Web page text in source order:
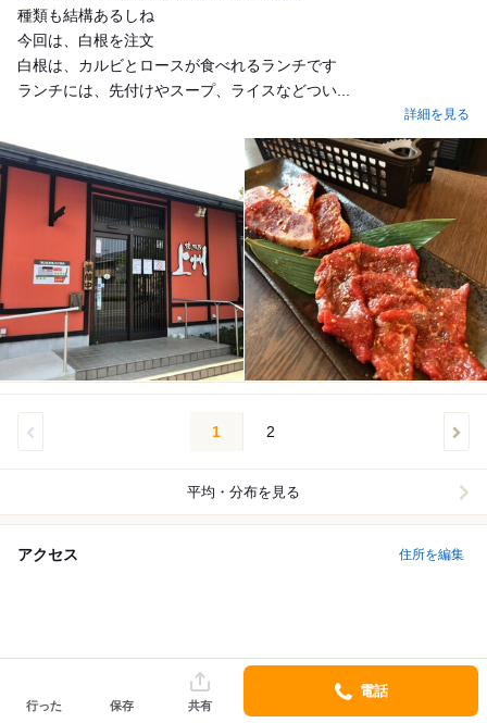
種類も結構あるしね
今回は、白根を注文
白根は、カルビとロースが食べれるランチです
ランチには、先付けやスープ、ライスなどつい...
詳細を見る
1 2
平均・分布を見る
アクセス 住所を編集
行った 保存 共有
電話